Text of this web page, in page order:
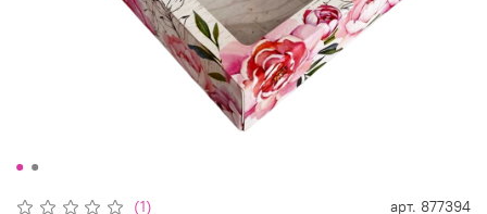
(1) арт. 877394